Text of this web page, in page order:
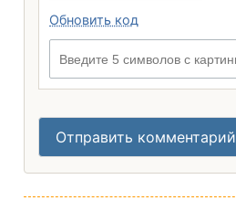
Обновить код
Отправить комментарий